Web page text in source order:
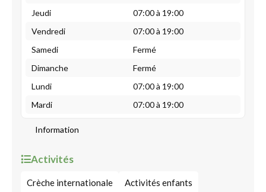
Jeudi
07:00 à 19:00
Vendredi
07:00 à 19:00
Samedi
Fermé
Dimanche
Fermé
Lundi
07:00 à 19:00
Mardi
07:00 à 19:00
Information
Activités
Crèche internationale Activités enfants